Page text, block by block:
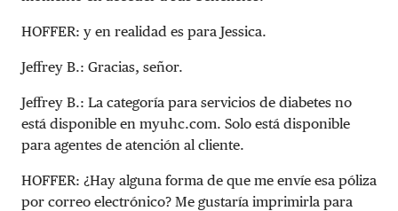
HOFFER: y en realidad es para Jessica.
Jeffrey B.: Gracias, señor.
Jeffrey B.: La categoría para servicios de diabetes no
está disponible en myuhc.com. Solo está disponible
para agentes de atención al cliente.
HOFFER: ¿Hay alguna forma de que me envíe esa póliza
por correo electrónico? Me gustaría imprimirla para